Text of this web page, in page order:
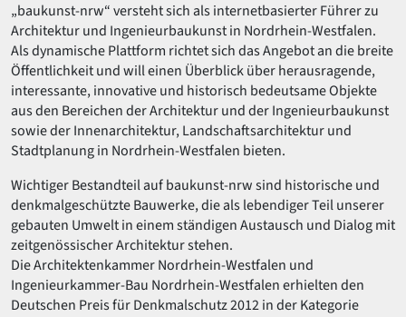
Epochen
Gesamtübersicht...
Gegenwart
Postmoderne
1950er-70er Jahre
Moderne
Reformarchitektur
Jugendstil
Historismus
Klassizismus
Barock
Renaissance
Gotik
Romanik
Vorromanik
„baukunst-nrw“ versteht sich als internetbasierter Führer zu
Architektur und Ingenieurbaukunst in Nordrhein-Westfalen.
Als dynamische Plattform richtet sich das Angebot an die breite
Öffentlichkeit und will einen Überblick über herausragende,
interessante, innovative und historisch bedeutsame Objekte
aus den Bereichen der Architektur und der Ingenieurbaukunst
sowie der Innenarchitektur, Landschaftsarchitektur und
Stadtplanung in Nordrhein-Westfalen bieten.
Wichtiger Bestandteil auf baukunst-nrw sind historische und
denkmalgeschützte Bauwerke, die als lebendiger Teil unserer
gebauten Umwelt in einem ständigen Austausch und Dialog mit
zeitgenössischer Architektur stehen.
Die Architektenkammer Nordrhein-Westfalen und
Ingenieurkammer-Bau Nordrhein-Westfalen erhielten den
Deutschen Preis für Denkmalschutz 2012 in der Kategorie